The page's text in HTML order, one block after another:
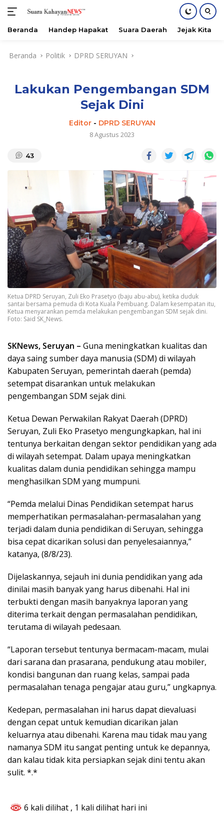
Beranda Handep Hapakat Suara Daerah Jejak Kita
Beranda Politik DPRD SERUYAN
Lakukan Pengembangan SDM
Sejak Dini
Editor- DPRD SERUYAN
8 Agustus 2023
43
Ketua DPRD Seruyan, Zuli Eko Prasetyo (baju abu-abu), ketika duduk
santai bersama pemuda di Kota Kuala Pembuang. Dalam kesempatan itu,
Ketua menyarankan pemda melakukan pengembangan SDM sejak dini.
Foto: Said SK_News.
SKNews, Seruyan – Guna meningkatkan kualitas dan
daya saing sumber daya manusia (SDM) di wilayah
Kabupaten Seruyan, pemerintah daerah (pemda)
setempat disarankan untuk melakukan
pengembangan SDM sejak dini.
Ketua Dewan Perwakilan Rakyat Daerah (DPRD)
Seruyan, Zuli Eko Prasetyo mengungkapkan, hal ini
tentunya berkaitan dengan sektor pendidikan yang ada
di wilayah setempat. Dalam upaya meningkatkan
kualitas dalam dunia pendidikan sehingga mampu
menghasilkan SDM yang mumpuni.
“Pemda melalui Dinas Pendidikan setempat harus
memperhatikan permasalahan-permasalahan yang
terjadi dalam dunia pendidikan di Seruyan, sehingga
bisa cepat dicarikan solusi dan penyelesaiannya,”
katanya, (8/8/23).
Dijelaskannya, sejauh ini dunia pendidikan yang ada
dinilai masih banyak yang harus dibenahi. Hal ini
terbukti dengan masih banyaknya laporan yang
diterima terkait dengan permasalahan pendidikan,
terutama di wilayah pedesaan.
“Laporan tersebut tentunya bermacam-macam, mulai
dari sarana dan prasarana, pendukung atau mobiler,
kondisi bangunan dan ruang kelas, sampai pada
permasalahan tenaga pengajar atau guru,” ungkapnya.
Kedepan, permasalahan ini harus dapat dievaluasi
dengan cepat untuk kemudian dicarikan jalan
keluarnya atau dibenahi. Karena mau tidak mau yang
namanya SDM itu sangat penting untuk ke depannya,
dan kalau tidak kita persiapkan sejak dini tentu akan
sulit. *.*
6 kali dilihat , 1 kali dilihat hari ini